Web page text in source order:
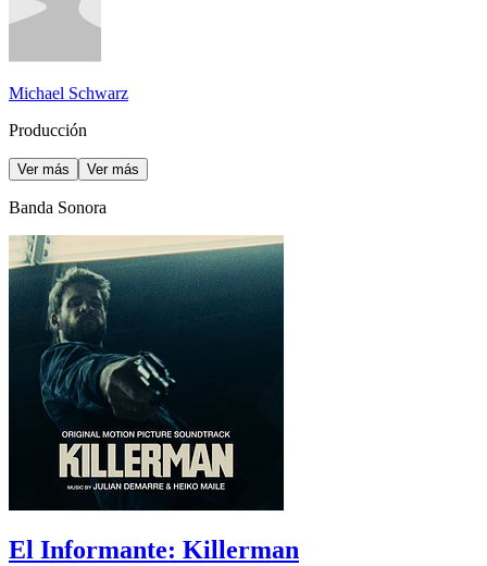
Michael Schwarz
Producción
Ver más Ver más
Banda Sonora
El Informante: Killerman